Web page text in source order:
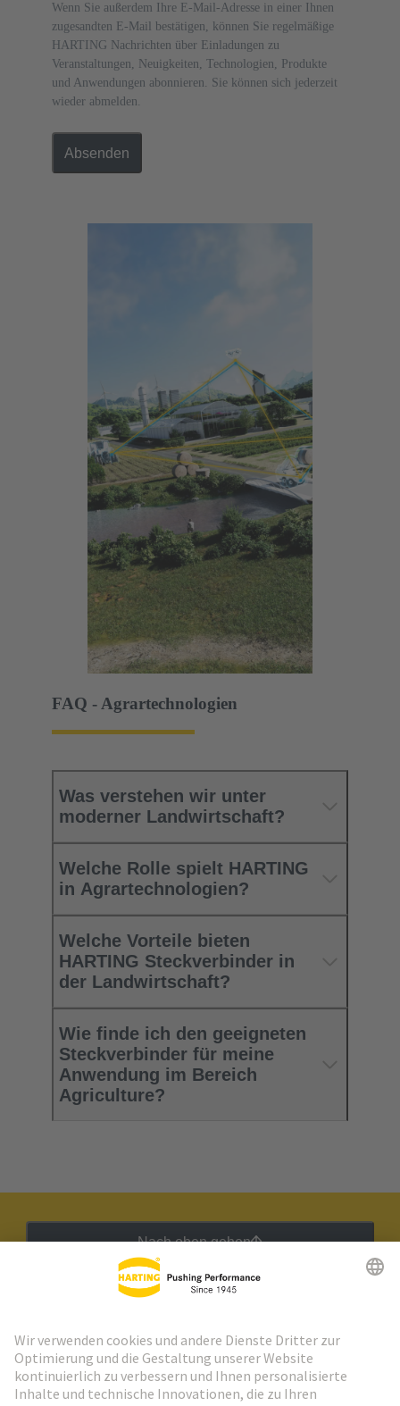
Wenn Sie außerdem Ihre E-Mail-Adresse in einer Ihnen
zugesandten E-Mail bestätigen, können Sie regelmäßige
HARTING Nachrichten über Einladungen zu
Veranstaltungen, Neuigkeiten, Technologien, Produkte
und Anwendungen abonnieren. Sie können sich jederzeit
wieder abmelden.
Absenden
FAQ - Agrartechnologien
Was verstehen wir unter
moderner Landwirtschaft?
Welche Rolle spielt HARTING
in Agrartechnologien?
Welche Vorteile bieten
HARTING Steckverbinder in
der Landwirtschaft?
Wie finde ich den geeigneten
Steckverbinder für meine
Anwendung im Bereich
Agriculture?
Nach oben gehen